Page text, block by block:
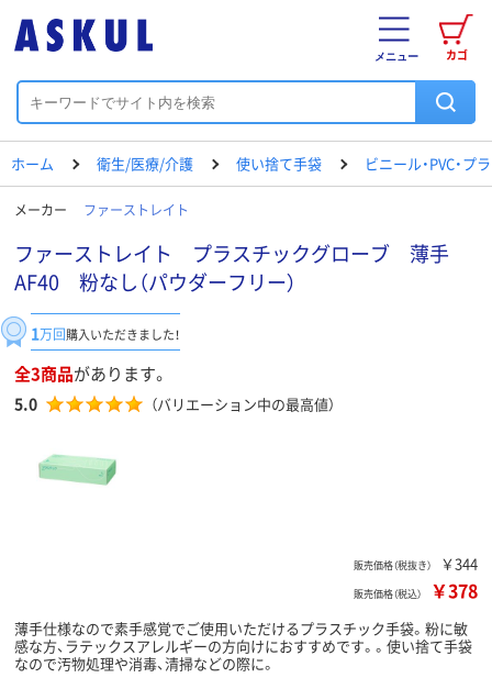
カゴ
メニュー
ホーム 衛生/医療/介護 使い捨て手袋 ビニール・PVC・プ
メーカー ファーストレイト
ファーストレイト プラスチックグローブ 薄手
AF40 粉なし（パウダーフリー）
1万回購入いただきました！
全3商品があります。
5.0 （バリエーション中の最高値）
販売価格（税抜き） ￥344
販売価格（税込） ￥378
薄手仕様なので素手感覚でご使用いただけるプラスチック手袋。粉に敏
感な方、ラテックスアレルギーの方向けにおすすめです。。使い捨て手袋
なので汚物処理や消毒、清掃などの際に。